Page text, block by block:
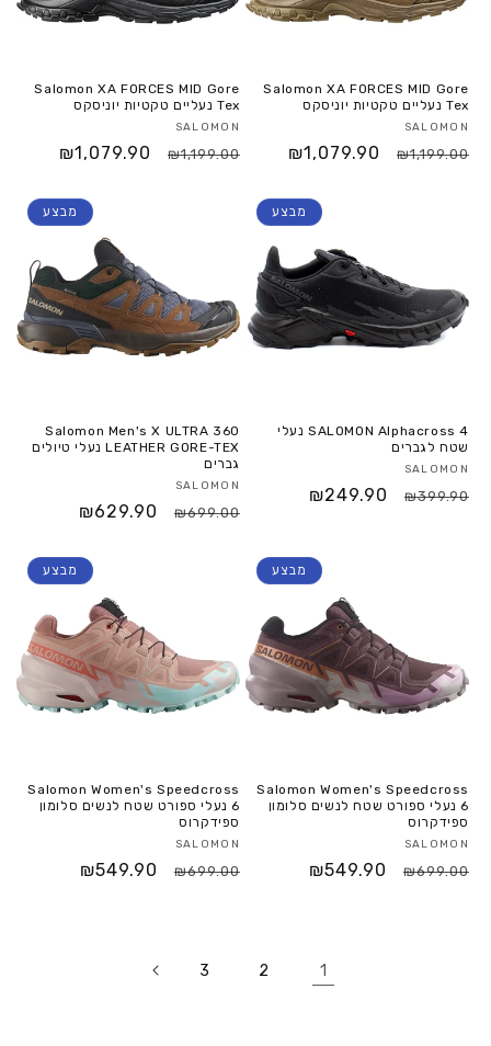
Salomon XA FORCES MID Gore
Tex נעליים טקטיות יוניסקס
SALOMON
₪1,199.00
₪1,079.90
Salomon XA FORCES MID Gore
Tex נעליים טקטיות יוניסקס
SALOMON
₪1,199.00
₪1,079.90
מבצע
SALOMON Alphacross 4 נעלי
שטח לגברים
SALOMON
₪399.90
₪249.90
מבצע
Salomon Men's X ULTRA 360
LEATHER GORE-TEX נעלי טיולים
גברים
SALOMON
₪699.00
₪629.90
מבצע
Salomon Women's Speedcross
6 נעלי ספורט שטח לנשים סלומון
ספידקרוס
SALOMON
₪699.00
₪549.90
מבצע
Salomon Women's Speedcross
6 נעלי ספורט שטח לנשים סלומון
ספידקרוס
SALOMON
₪699.00
₪549.90
1
2
3